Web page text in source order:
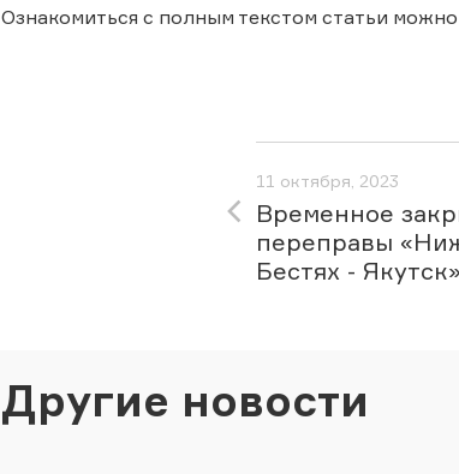
Ознакомиться с полным текстом статьи
11 октября, 2023
Временное
переправы
Бестях - Якутск»
Другие новости